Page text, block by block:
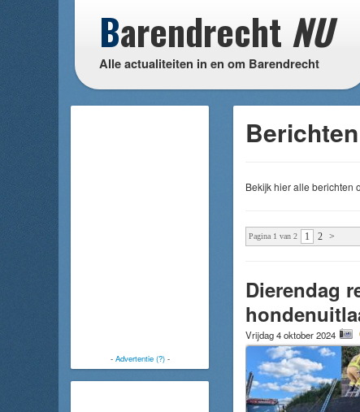
Barendrecht NU
Alle actualiteiten in en om Barendrecht
- Advertentie (?)-
Bekijk hier alle berichten
Pagina 1 van 2 1 2 >
Dierendag
Vrijdag 4 oktober 2024